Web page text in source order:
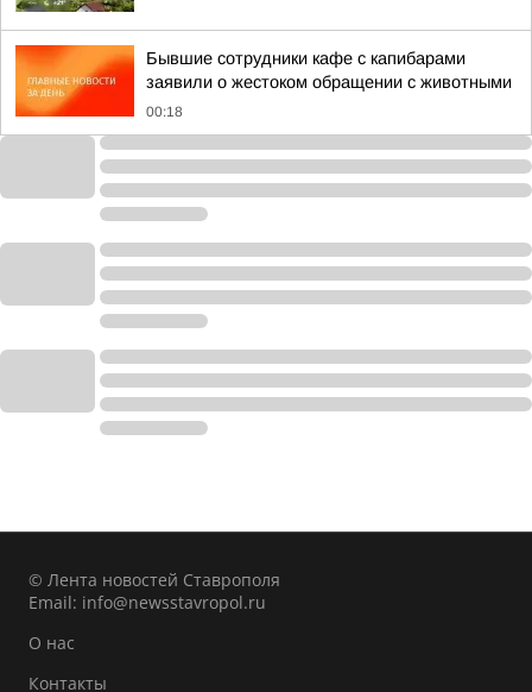
Бывшие сотрудники кафе с капибарами
заявили о жестоком обращении с животными
00:18
© Лента новостей Ставрополя
Email: info@newsstavropol.ru
О нас
Контакты